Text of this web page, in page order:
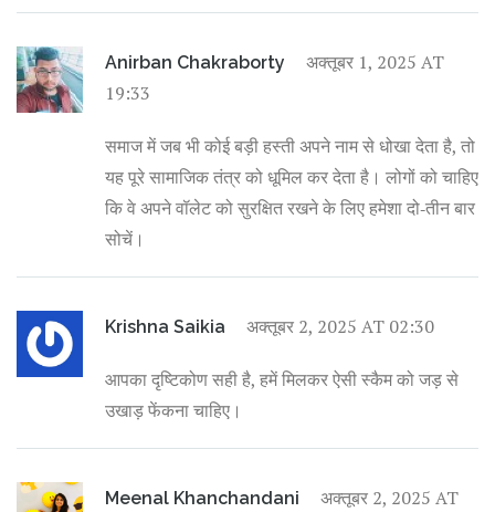
Anirban Chakraborty
अक्तूबर 1, 2025 AT
19:33
समाज में जब भी कोई बड़ी हस्ती अपने नाम से धोखा देता है, तो
यह पूरे सामाजिक तंत्र को धूमिल कर देता है। लोगों को चाहिए
कि वे अपने वॉलेट को सुरक्षित रखने के लिए हमेशा दो‑तीन बार
सोचें।
Krishna Saikia अक्तूबर 2, 2025 AT 02:30
आपका दृष्टिकोण सही है, हमें मिलकर ऐसी स्कैम को जड़ से
उखाड़ फेंकना चाहिए।
Meenal Khanchandani
अक्तूबर 2, 2025 AT